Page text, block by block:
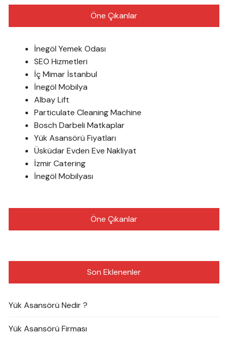
Öne Çıkanlar
İnegöl Yemek Odası
SEO Hizmetleri
İç Mimar İstanbul
İnegöl Mobilya
Albay Lift
Particulate Cleaning Machine
Bosch Darbeli Matkaplar
Yük Asansörü Fiyatları
Üsküdar Evden Eve Nakliyat
İzmir Catering
İnegöl Mobilyası
Öne Çıkanlar
Son Eklenenler
Yük Asansörü Nedir ?
Yük Asansörü Firması